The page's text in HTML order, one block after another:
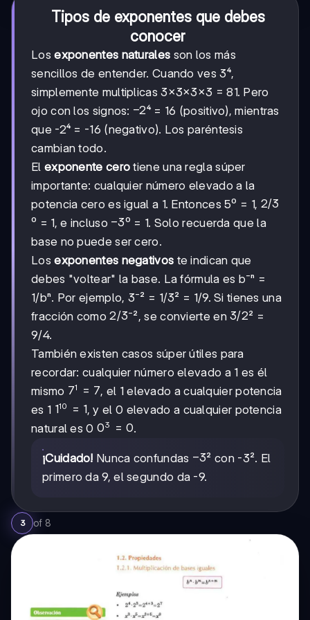
Tipos de exponentes que debes
conocer
Losexponentes naturales son los más
sencillos de entender. Cuando ves 3⁴,
simplemente multiplicas 3×3×3×3 = 81. Pero
ojo con los signos: -2
−2⁴ = 16 (positivo), mientras
que -2⁴ = -16 (negativo). Los paréntesis
cambian todo.
El exponente cero tiene una regla súper
importante: cualquier número elevado a la
potencia cero es igual a 1. Entonces 5⁰ = 1, 2/3
2/3
⁰ = 1, e incluso -3
−3⁰ = 1. Solo recuerda que la
base no puede ser cero.
Losexponentes negativos te indican que
debes "voltear" la base. La fórmula es b⁻ⁿ =
1/bⁿ. Por ejemplo, 3⁻² = 1/3² = 1/9. Si tienes una
fracción como2/3
2/3⁻², se convierte en3/2
3/2² =
9/4.
También existen casos súper útiles para
recordar: cualquier número elevado a 1 es él
mismo 7¹
=
71 = 7, el 1 elevado a cualquier potencia
es 1 1¹⁰
=
1
110 = 1, y el 0 elevado a cualquier potencia
natural es 0 0³
0
03 = 0.
¡Cuidado! Nunca confundas -3
−3² con -3². El
primero da 9, el segundo da -9.
3 of 8